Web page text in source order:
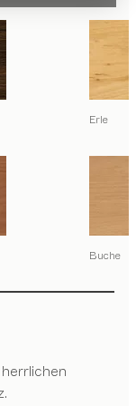
Erle
Buche